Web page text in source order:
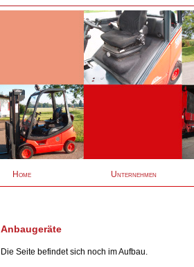
Home Unternehmen
Anbaugeräte
Die Seite befindet sich noch im Aufbau.